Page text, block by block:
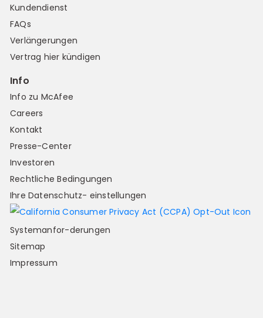
Kundendienst
FAQs
Verlängerungen
Vertrag hier kündigen
Info
Info zu McAfee
Careers
Kontakt
Presse-Center
Investoren
Rechtliche Bedingungen
Ihre Datenschutz- einstellungen
Systemanfor-derungen
Sitemap
Impressum